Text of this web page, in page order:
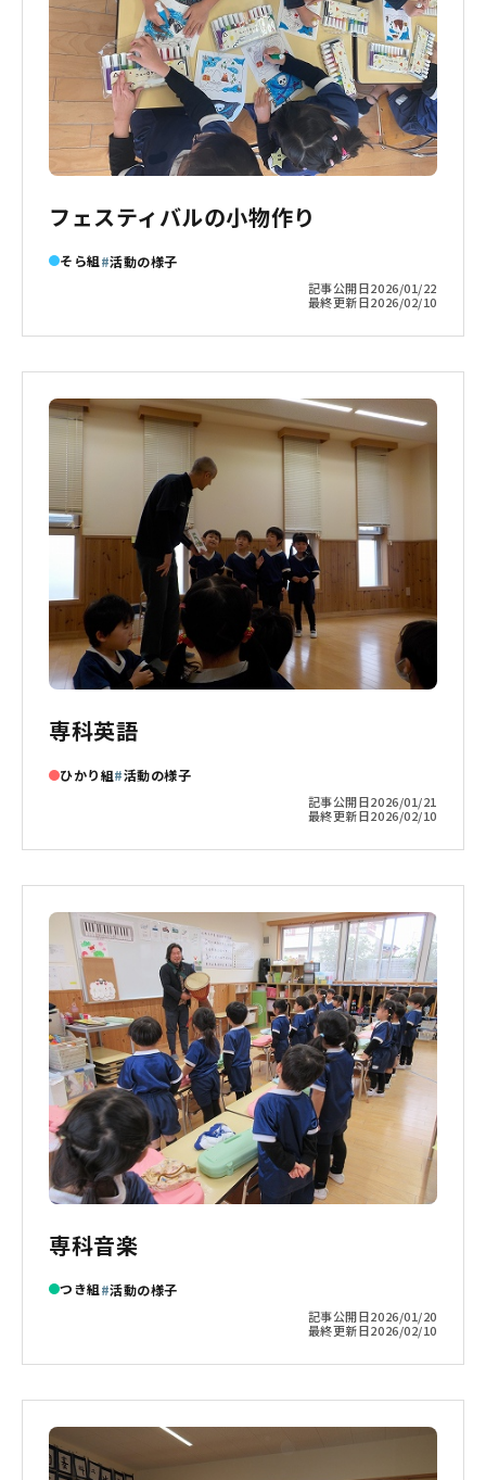
フェスティバルの小物作り
そら組 活動の様子
記事公開日2026/01/22
最終更新日2026/02/10
専科英語
ひかり組 活動の様子
記事公開日2026/01/21
最終更新日2026/02/10
専科音楽
つき組 活動の様子
記事公開日2026/01/20
最終更新日2026/02/10